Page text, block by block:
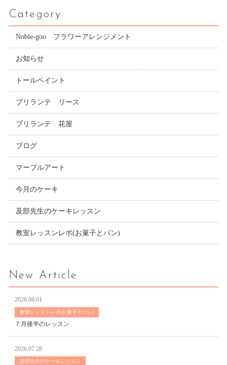
Category
Noble-goo フラワーアレンジメント
お知らせ
トールペイント
ブリランテ リース
ブリランテ 花屋
ブログ
マーブルアート
今月のケーキ
及部先生のケーキレッスン
教室レッスンレポ(お菓子とパン)
New Article
2026.08.01
教室レッスンレポ(お菓子とパン)
７月後半のレッスン
2026.07.28
及部先生のケーキレッスン